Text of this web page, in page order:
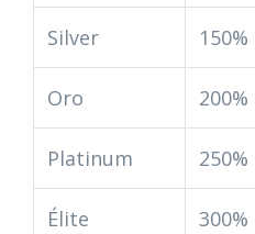
Silver 150%
Oro 200%
Platinum 250%
Élite 300%